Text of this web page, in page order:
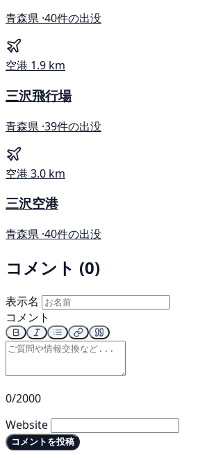
青森県 ·40件の出没
空港 1.9 km
三沢飛行場
青森県 ·39件の出没
空港 3.0 km
三沢空港
青森県 ·40件の出没
コメント (0)
表示名
コメント
0/2000
Website
コメントを投稿